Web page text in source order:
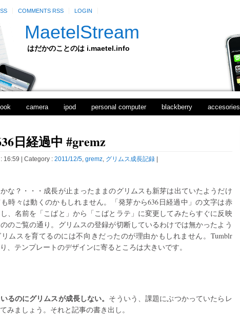
COMMENTS RSS LOGIN
MaetelStream
はだかのことのは i.maetel.info
camera ipod personal computer blackberry accesories
日経過中 #gremz
16:59 | Category : 2011/12/5, gremz, グリムス成長記録
な？・・・成長が止まったままのグリムスも新芽は出ていたようだけ
時々は動くのかもしれません。「発芽から636日経過中」の文字は赤
、名前を「こばと」から「こばとラテ」に変更してみたらすぐに反映
のご覧の通り。グリムスの登録が切断しているわけでは無かったよう
ムスを育てるのには不向きだったのが理由かもしれません。Tumblr
、テンプレートのデザインに寄るところは大きいです。
るのにグリムスが成長しない。 そういう、課題にぶつかっていたらレ
みましょう。それと記事の書き出し。
投
稿